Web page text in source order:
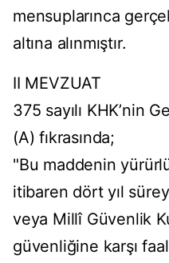
mensuplarınca
altına alınmıştır.
II MEVZUAT
375 sayılı KHK’nin
(A) fıkrasında;
"Bu maddenin
itibaren dört yıl
veya Millî Güvenlik
güvenliğine karşı